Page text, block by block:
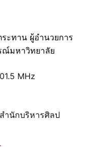
ะทาน ผู้อำนวยการ
ณ์มหาวิทยาลัย
MHz
ำนักบริหารศิลป